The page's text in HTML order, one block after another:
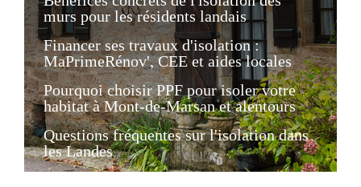
murs pour les résidents landais
Financer ses travaux d'isolation :
MaPrimeRénov', CEE et aides locales
Pourquoi choisir PPF pour isoler votre
habitat à Mont-de-Marsan et alentours
Questions fréquentes sur l'isolation dans
les Landes